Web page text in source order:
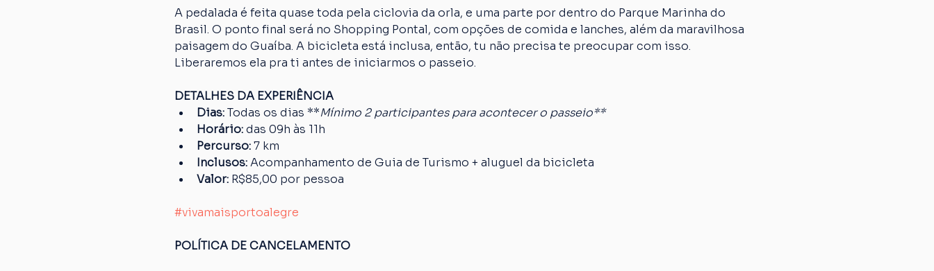
A pedalada é feita quase toda pela ciclovia da orla, e uma parte por dentro do Parque Marinha do
Brasil. O ponto final será no Shopping Pontal, com opções de comida e lanches, além da maravilhosa
paisagem do Guaíba. A bicicleta está inclusa, então, tu não precisa te preocupar com isso.
Liberaremos ela pra ti antes de iniciarmos o passeio.
DETALHES DA EXPERIÊNCIA
Dias: Todas os dias **Mínimo 2 participantes para acontecer o passeio**
Horário: das 09h às 11h
Percurso: 7 km
Inclusos: Acompanhamento de Guia de Turismo + aluguel da bicicleta
Valor: R$85,00 por pessoa
#vivamaisportoalegre
POLÍTICA DE CANCELAMENTO